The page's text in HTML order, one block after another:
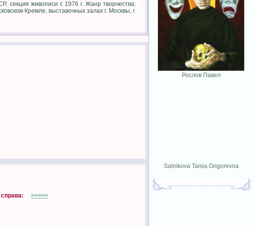
секция живописи с 1976 г. Жанр творчества:
Кремле, выставочных залах г. Москвы, г.
справа: >>>>>
Рослов Павел
Salnikova Taisia Grigorevna